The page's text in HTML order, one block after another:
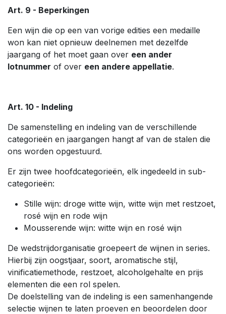
Art. 9 - Beperkingen
Een wijn die op een van vorige edities een medaille
won kan niet opnieuw deelnemen met dezelfde
jaargang of het moet gaan over een ander
lotnummer of over een andere appellatie.
Art. 10 - Indeling
De samenstelling en indeling van de verschillende
categorieën en jaargangen hangt af van de stalen die
ons worden opgestuurd.
Er zijn twee hoofdcategorieën, elk ingedeeld in sub-
categorieën:
Stille wijn: droge witte wijn, witte wijn met restzoet,
rosé wijn en rode wijn
Mousserende wijn: witte wijn en rosé wijn
De wedstrijdorganisatie groepeert de wijnen in series.
Hierbij zijn oogstjaar, soort, aromatische stijl,
vinificatiemethode, restzoet, alcoholgehalte en prijs
elementen die een rol spelen.
De doelstelling van de indeling is een samenhangende
selectie wijnen te laten proeven en beoordelen door